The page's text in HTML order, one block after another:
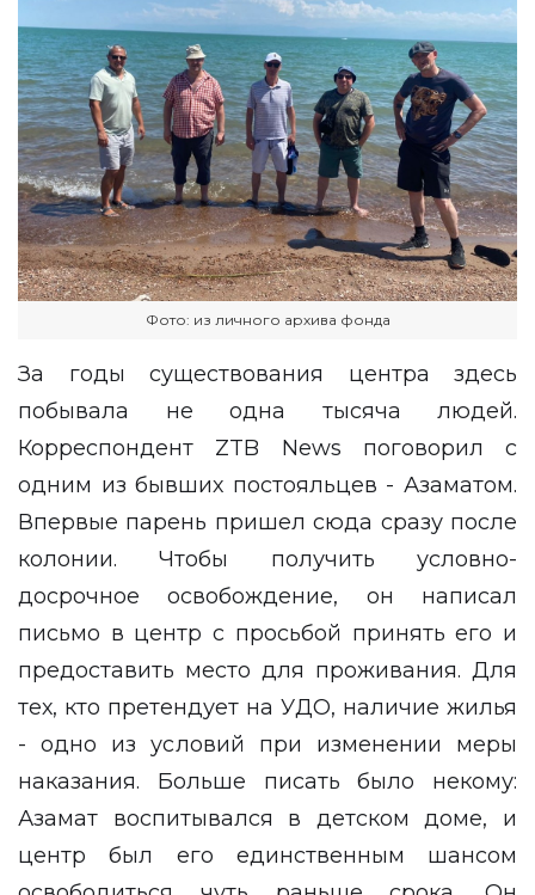
Фото: из личного архива фонда
За годы существования центра здесь
побывала не одна тысяча людей.
Корреспондент ZTB News поговорил с
одним из бывших постояльцев - Азаматом.
Впервые парень пришел сюда сразу после
колонии. Чтобы получить условно-
досрочное освобождение, он написал
письмо в центр с просьбой принять его и
предоставить место для проживания. Для
тех, кто претендует на УДО, наличие жилья
- одно из условий при изменении меры
наказания. Больше писать было некому:
Азамат воспитывался в детском доме, и
центр был его единственным шансом